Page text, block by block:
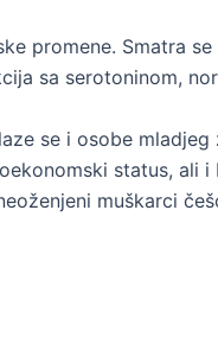
promene. Smatra
sa serotoninom,
se i osobe
status, ali
muškarci